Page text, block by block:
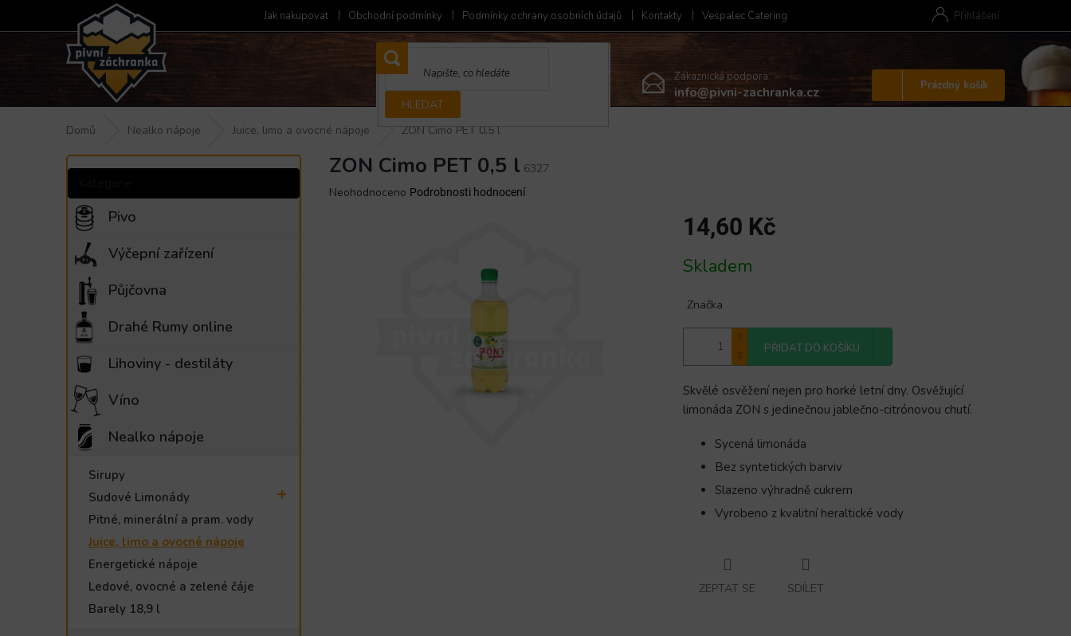
obsah
Jak nakupovat Obchodní podmínky Podmínky ochrany osobních údajů Kontakty Vespalec Catering Přihlášení
HLEDAT
Zákaznická podpora:
info@pivni-zachranka.cz
Nákupní
košík
Prázdný košík
Domů Nealko nápoje Juice, limo a ovocné nápoje ZON Cimo PET 0,5 l
P
s
Přeskočit
Pivo
Výčepní zařízení
Půjčovna
Drahé Rumy online
Lihoviny - destiláty
Víno
Nealko nápoje
Sirupy
Sudové Limonády
Pitné, minerální a pram. vody
Juice, limo a ovocné nápoje
Energetické nápoje
Ledové, ovocné a zelené čáje
Barely 18,9 l
ZON Cimo PET 0,5 l 6327
Průměrné
Neohodnoceno Podrobnosti hodnocení
14,60 Kč
cena:
Skladem
Značka
PŘIDAT DO KOŠÍKU
Skvělé osvěžení nejen pro horké letní dny. Osvěžující
limonáda ZON s jedinečnou jablečno-citrónovou chutí.
Sycená limonáda
Bez syntetických barviv
Slazeno výhradně cukrem
Vyrobeno z kvalitní heraltické vody
ZEPTAT SE SDÍLET